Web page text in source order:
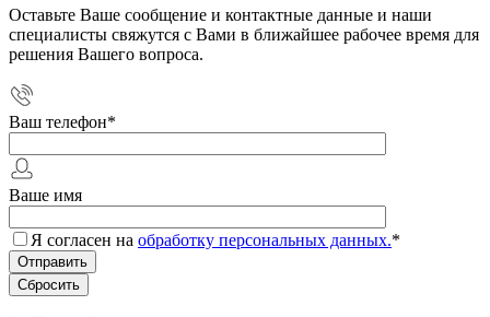
Оставьте Ваше сообщение и контактные данные и наши
специалисты свяжутся с Вами в ближайшее рабочее время для
решения Вашего вопроса.
Ваш телефон*
Ваше имя
Я согласен на обработку персональных данных.*